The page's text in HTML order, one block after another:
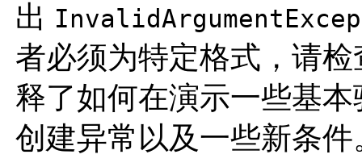
出
者必须为特定格式，请
释了如何在演示一些基
创建异常以及一些新条件